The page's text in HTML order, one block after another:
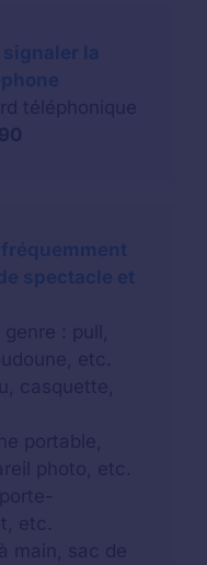
spectacle et
: pull,
etc.
casquette,
portable,
photo, etc.
etc.
main, sac de